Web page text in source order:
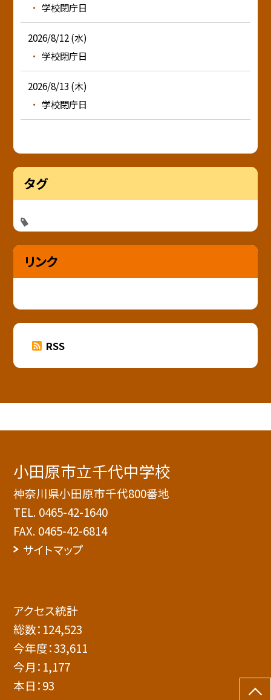
学校閉庁日
2026/8/12 (水)
学校閉庁日
2026/8/13 (木)
学校閉庁日
タグ
リンク
RSS
小田原市立千代中学校
神奈川県小田原市千代800番地
TEL. 0465-42-1640
FAX. 0465-42-6814
サイトマップ
アクセス統計
総数： 124,523
今年度：33,611
今月： 1,177
本日：93